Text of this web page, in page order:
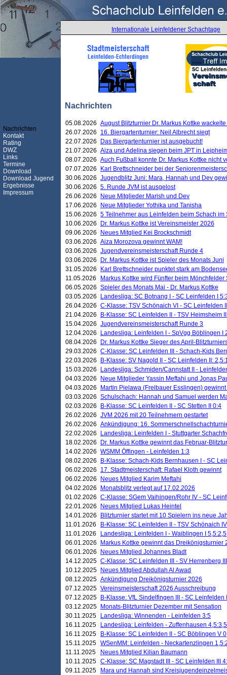
Internationale Leinfeldener Schachtage
Nachrichten
Nachrichten
Kontakt
Rating
DWZ
Links
Termine
Download
Download Jugend
Ergebnisse
Impressum
05.08.2026 August Blitzturnier Dr. Markus Kottke
26.07.2026
16. Biergartenturnier: Neil Albrecht siegt
22.07.2026
Das Biergartenturnier ist ausgebucht!
21.07.2026 Aiza und Adelina siegen beim JPT in
08.07.2026 Auch Fußball konnte Dr. Markus Kottke nicht
07.07.2026
Karl Brettschneider bei der
30.06.2026 Jugendblitz Juni: Mara, Hannah und Dev
30.06.2026 5. Runde JVM ist ausgelost
26.06.2026
Neue Mitglieder Marish und Dev
17.06.2026
Neue Mitglieder Yothika und Tanisha
15.06.2026 5 Teilnehmer aus Leinfelden beim Schach
10.06.2026
Dr. Markus Kottke ist Vereinsmeister 2026
09.06.2026
Neues Mitglied Kei Brockschmidt
03.06.2026 Aiza Morozova gewinnt WAM!
03.06.2026 Jugendvereinsmeisterschaft Runde 4
03.06.2026
Dr. Markus Kottke ist Spieler des Monats Juni
31.05.2026
Karl Brettschneider punktet stark am
11.05.2026
Markus Kottke wird Fünfter beim
06.05.2026 Spieler des Monats Mai - Dr. Markus Kottke
03.05.2026
Landesliga: SC Botnang I - SC Leinfelden I
26.04.2026 C-Klasse: TSV Schönaich VI - SC Leinfelden
21.04.2026
B-Klasse: SC Leinfelden II - TSV Heimsheim
15.04.2026 Jugendvereinsmeisterschaft Runde 3
12.04.2026
Landesliga: Leinfelden I - SpVgg Böblingen I
08.04.2026
Dr. Markus Kottke Sieger des April-
29.03.2026 C-Klasse: SC Leinfelden III - Schach-Kids
22.03.2026
B-Klasse: SV Nagold II - SC Leinfelden II:
15.03.2026
Landesliga: Schmiden/Cannstatt II -
04.03.2026
Neue Mitglieder Yassin Meftahi und Jonas
04.03.2026
Martin Pielawa (Freibauer Esslingen)
03.03.2026 Schulschach: Hannah und Samuel werden
02.03.2026
B-Klasse: SC Leinfelden II - SC Stetten II 0:4
26.02.2026 JVM 2026 mit 20 Teilnehmern gestartet
26.02.2026 Ankündigung: 16.
22.02.2026
Landesliga: Leinfelden I - Stuttgarter
18.02.2026
Dr. Markus Kottke gewinnt das Februar-
14.02.2026 WSMM Öffingen - Leinfelden 1:3
08.02.2026
B-Klasse: Schach-Kids Bernhausen I - SC
06.02.2026
17. Stadtmeisterschaft: Rafael Kloth gewinnt
06.02.2026
Neues Mitglied Karim Meftahi
04.02.2026
Monatsblitz verlegt auf 17.02.2026
01.02.2026 C-Klasse: SGem Vaihingen/Rohr IV - SC
22.01.2026
Neues Mitglied Lukas Heintel
14.01.2026
Blitzturnier startet mit 10 Spielern ins neue
11.01.2026
B-Klasse: SC Leinfelden II - TSV Schönaich
11.01.2026
Landesliga: Leinfelden I - Waiblingen I 5,5:2,5
06.01.2026
Markus Kottke gewinnt das Dreikönigsturnier
06.01.2026
Neues Mitglied Johannes Bladt
14.12.2025 C-Klasse: SC Leinfelden III - SV Herrenberg
10.12.2025
Neues Mitglied Abdullah Al Awad
08.12.2025 Ankündigung Dreikönigsturnier 2026
07.12.2025 Vereinsmeisterschaft 2026 Ausschreibung
07.12.2025
B-Klasse: VfL Sindelfingen III - SC Leinfelden
03.12.2025
Monats-Blitzturnier Dezember mit Sensation
30.11.2025
Landesliga: Winnenden - Leinfelden 3:5
16.11.2025
Landesliga: Leinfelden - Zuffenhausen 4,5:3,5
16.11.2025
B-Klasse: SC Leinfelden II - SC Böblingen V
15.11.2025 WSenMM: Leinfelden - Neckartenzlingen
11.11.2025
Neues Mitglied Kilian Baumann
10.11.2025 C-Klasse: SC Magstadt III - SC Leinfelden III
09.11.2025
Mara und Hannah sind